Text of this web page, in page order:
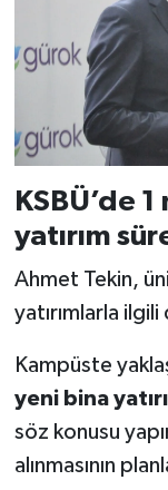
KSBÜ’de
yatırım
Ahmet Tekin,
yatırımlarla
Kampüste
yeni bina
söz konusu
alınmasının